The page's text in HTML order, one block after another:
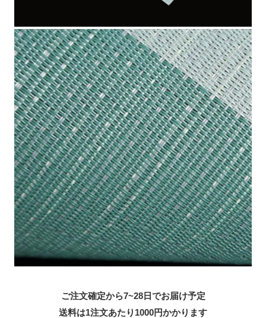
ご注文確定から7~28日でお届け予定
送料は1注文あたり 1000円かかります